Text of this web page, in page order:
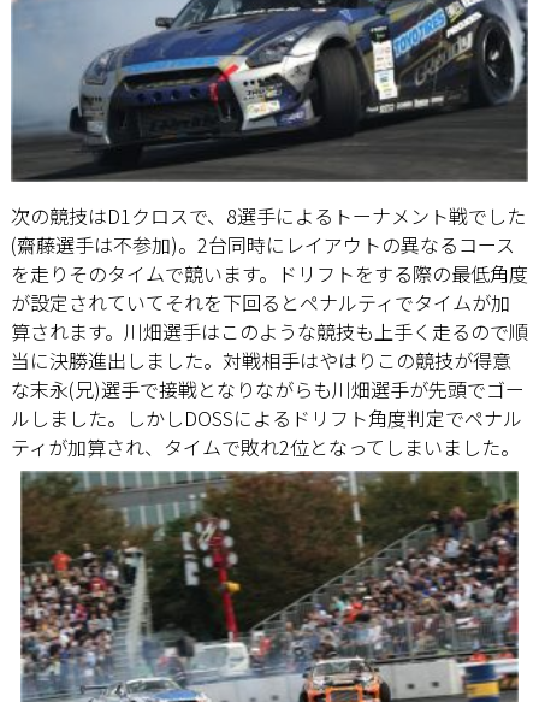
次の競技はD1クロスで、8選手によるトーナメント戦でした
(齋藤選手は不参加)。2台同時にレイアウトの異なるコース
を走りそのタイムで競います。ドリフトをする際の最低角度
が設定されていてそれを下回るとペナルティでタイムが加
算されます。川畑選手はこのような競技も上手く走るので順
当に決勝進出しました。対戦相手はやはりこの競技が得意
な末永(兄)選手で接戦となりながらも川畑選手が先頭でゴー
ルしました。しかしDOSSによるドリフト角度判定でペナル
ティが加算され、タイムで敗れ2位となってしまいました。